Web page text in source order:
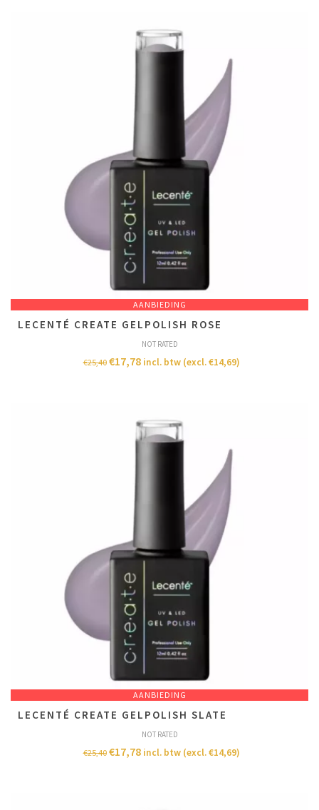
AANBIEDING
LECENTÉ CREATE GELPOLISH ROSE
NOT RATED
€25,40 €17,78 incl. btw (excl.€14,69)
AANBIEDING
LECENTÉ CREATE GELPOLISH SLATE
NOT RATED
€25,40 €17,78 incl. btw (excl.€14,69)